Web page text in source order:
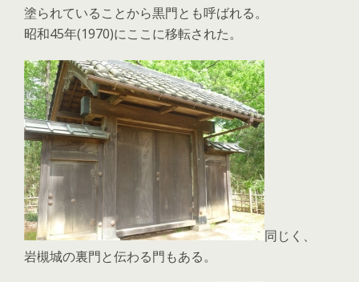
塗られていることから黒門とも呼ばれる。
昭和45年(1970)にここに移転された。
同じく、
岩槻城の裏門と伝わる門もある。